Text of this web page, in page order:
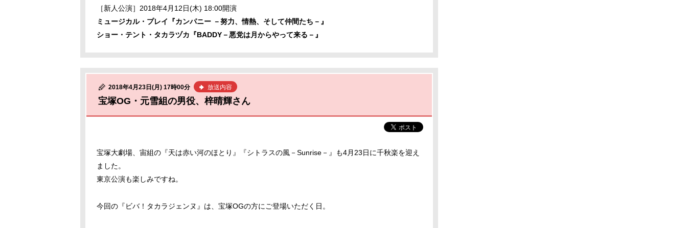
［新人公演］2018年4月12日(木) 18:00開演
ミュージカル・プレイ『カンパニー －努力、情熱、そして仲間たち－』
ショー・テント・タカラヅカ『BADDY－悪党は月からやって来る－』
2018年4月23日(月) 17時00分 放送内容
宝塚OG・元雪組の男役、梓晴輝さん
宝塚大劇場、宙組の『天は赤い河のほとり』『シトラスの風－Sunrise－』も4月23日に千秋楽を迎え
ました。
東京公演も楽しみですね。
今回の『ビバ！タカラジェンヌ』は、宝塚OGの方にご登場いただく日。